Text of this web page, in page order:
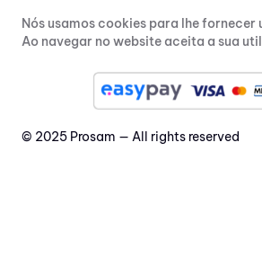
Nós usamos cookies para lhe fornecer
Ao navegar no website aceita a sua
© 2025 Prosam — All rights reserved